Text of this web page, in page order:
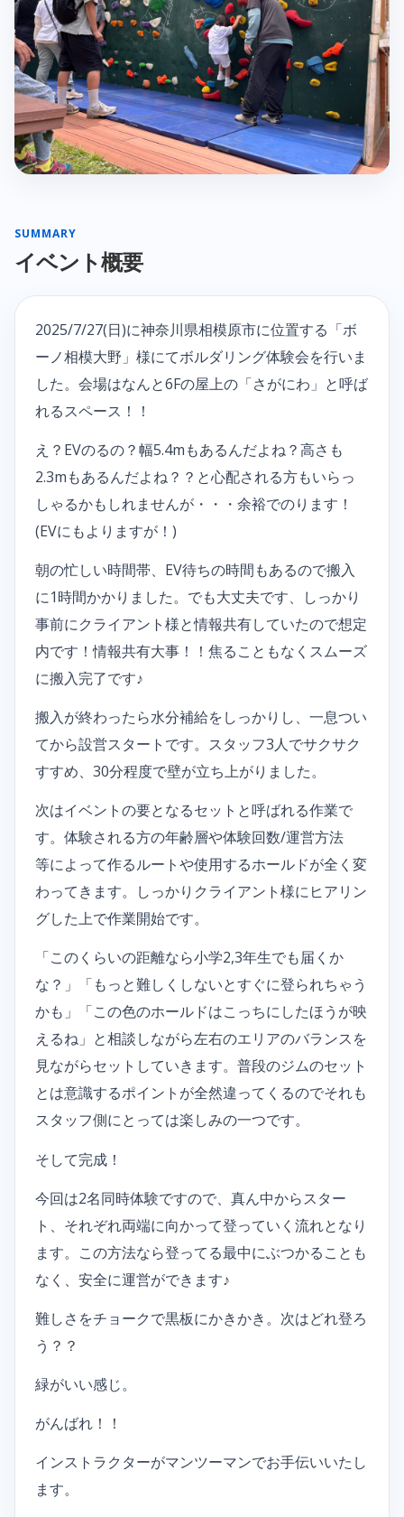
SUMMARY
イベント概要
2025/7/27(日)に神奈川県相模原市に位置する「ボ
ーノ相模大野」様にてボルダリング体験会を行いま
した。会場はなんと6Fの屋上の「さがにわ」と呼ば
れるスペース！！
え？EVのるの？幅5.4mもあるんだよね？高さも
2.3mもあるんだよね？？と心配される方もいらっ
しゃるかもしれませんが・・・余裕でのります！
(EVにもよりますが！)
朝の忙しい時間帯、EV待ちの時間もあるので搬入
に1時間かかりました。でも大丈夫です、しっかり
事前にクライアント様と情報共有していたので想定
内です！情報共有大事！！焦ることもなくスムーズ
に搬入完了です♪
搬入が終わったら水分補給をしっかりし、一息つい
てから設営スタートです。スタッフ3人でサクサク
すすめ、30分程度で壁が立ち上がりました。
次はイベントの要となるセットと呼ばれる作業で
す。体験される方の年齢層や体験回数/運営方法
等によって作るルートや使用するホールドが全く変
わってきます。しっかりクライアント様にヒアリン
グした上で作業開始です。
「このくらいの距離なら小学2,3年生でも届くか
な？」「もっと難しくしないとすぐに登られちゃう
かも」「この色のホールドはこっちにしたほうが映
えるね」と相談しながら左右のエリアのバランスを
見ながらセットしていきます。普段のジムのセット
とは意識するポイントが全然違ってくるのでそれも
スタッフ側にとっては楽しみの一つです。
そして完成！
今回は2名同時体験ですので、真ん中からスター
ト、それぞれ両端に向かって登っていく流れとなり
ます。この方法なら登ってる最中にぶつかることも
なく、安全に運営ができます♪
難しさをチョークで黒板にかきかき。次はどれ登ろ
う？？
緑がいい感じ。
がんばれ！！
インストラクターがマンツーマンでお手伝いいたし
ます。